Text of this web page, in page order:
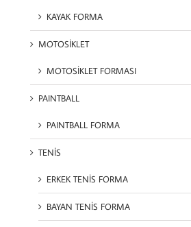
KAYAK FORMA
MOTOSİKLET
MOTOSİKLET FORMASI
PAINTBALL
PAINTBALL FORMA
TENİS
ERKEK TENİS FORMA
BAYAN TENİS FORMA